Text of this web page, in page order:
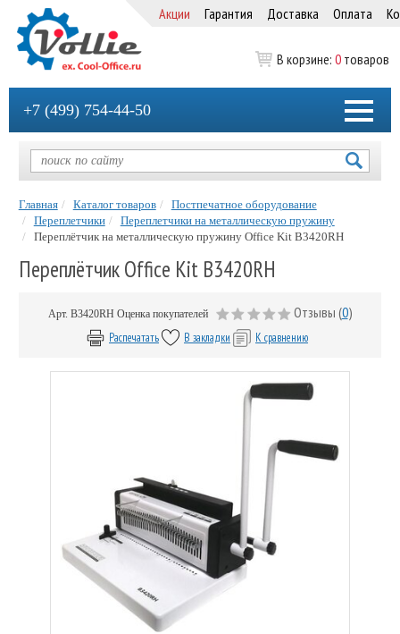
Акции Гарантия Доставка Оплата
В корзине: 0 товаров
+7 (499) 754-44-50
Главная Каталог товаров
Постпечатное оборудование
Переплетчики
Переплетчики на металлическую пружину
Переплётчик на металлическую пружину Office Kit B3420RH
Переплётчик Office Kit B3420RH
Арт. B3420RH Оценка покупателей Отзывы (0)
Распечатать В закладки К сравнению